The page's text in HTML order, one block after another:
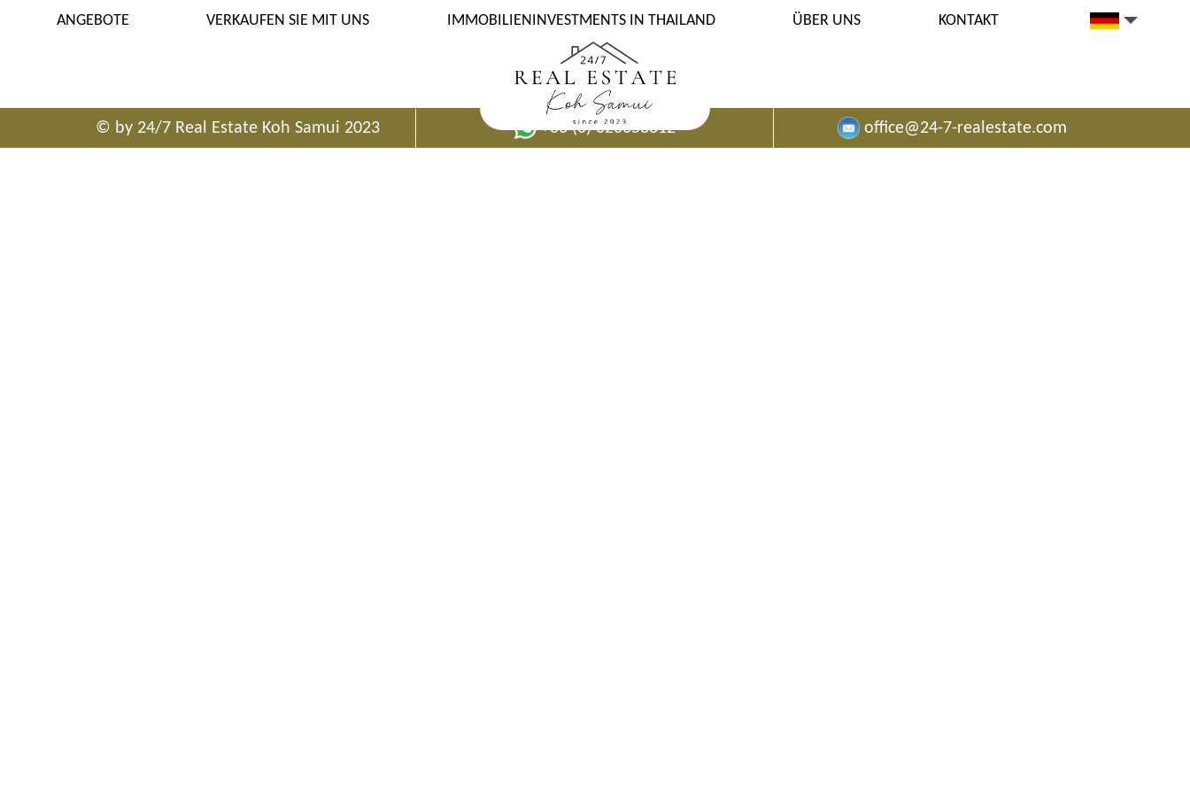
ANGEBOTE VERKAUFEN SIE MIT UNS IMMOBILIENINVESTMENTS IN THAILAND ÜBER UNS KONTAKT
© by 24/7 Real Estate Koh Samui 2023 +66 (0) 620653812 office@24-7-realestate.com